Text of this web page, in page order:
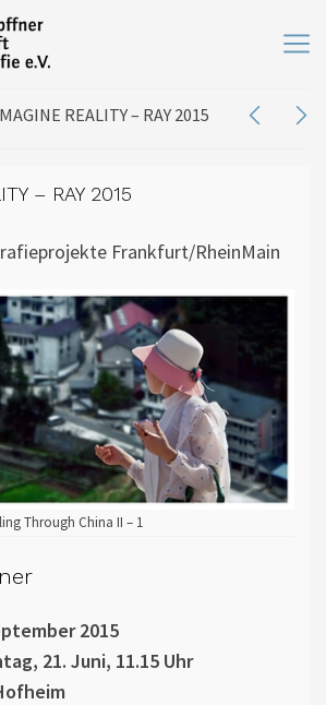
REALITY – RAY 2015
– RAY 2015
Frankfurt/RheinMain
Through China II – 1
2015
21. Juni, 11.15 Uhr